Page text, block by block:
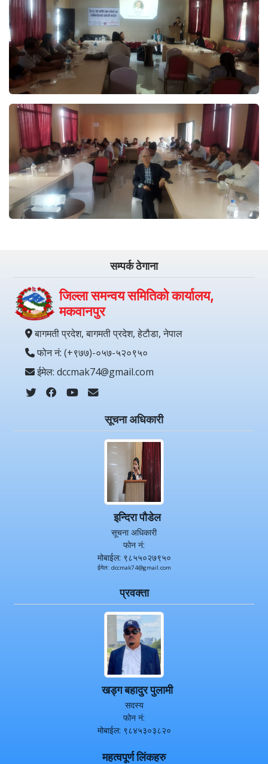
सम्पर्क ठेगाना
जिल्ला समन्वय समितिको कार्यालय,
मकवानपुर
बागमती प्रदेश, बागमती प्रदेश, हेटौडा, नेपाल
फोन नं: (+९७७)-०५७-५२०९५०
ईमेल: dccmak74@gmail.com
सूचना अधिकारी
इन्दिरा पौडेल
सूचना अधिकारी
फोन नं:
मोबाईल: ९८५५०२७९५०
ईमेल: dccmak74@gmail.com
प्रवक्ता
खड्ग बहादुर पुलामी
सदस्य
फोन नं:
मोबाईल: ९८४५३०३८२०
महत्वपूर्ण लिंकहरु